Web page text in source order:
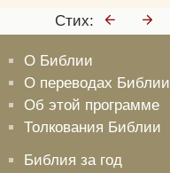
Стих:
О Библии
О переводах Библии
Об этой программе
Толкования Библии
Библия за год